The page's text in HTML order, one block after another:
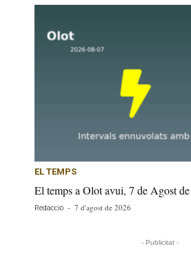
EL TEMPS
El temps a Olot avui, 7 de Agost
Redacció - 7 d'agost de 2026
- Publicitat -